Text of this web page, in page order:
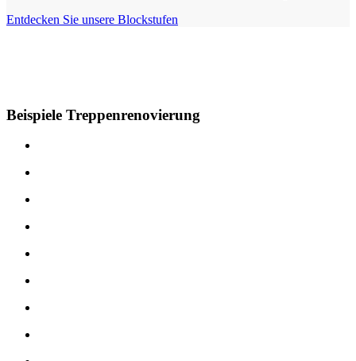
Entdecken Sie unsere Blockstufen
Beispiele Treppenrenovierung